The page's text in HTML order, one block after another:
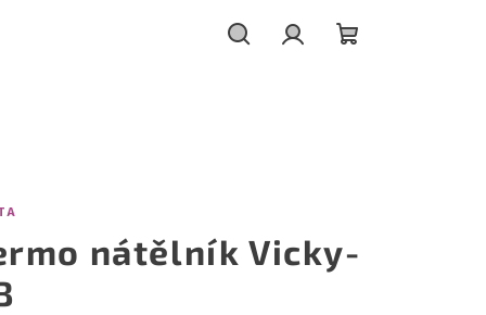
nátělník Vicky-